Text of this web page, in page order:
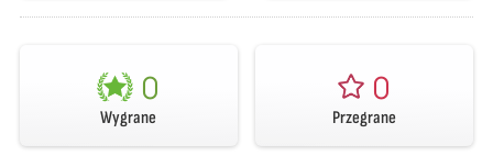
0
Wygrane
0
Przegrane